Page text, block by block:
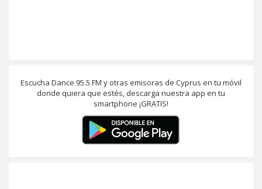
Escucha Dance 95.5 FM y otras emisoras de Cyprus en tu móvil
donde quiera que estés, descarga nuestra app en tu
smartphone ¡GRATIS!